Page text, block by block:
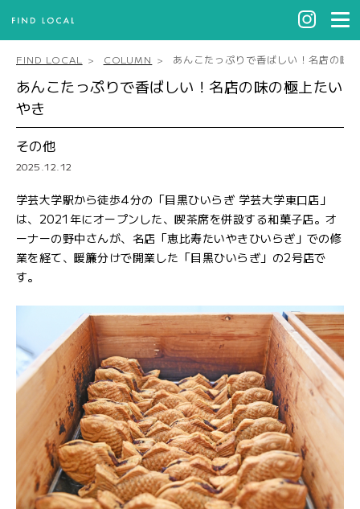
FIND LOCAL COLUMN あんこたっぷりで香ばしい！名店の味
あんこたっぷりで香ばしい！名店の味の極上たい
やき
その他
2025.12.12
学芸大学駅から徒歩4分の「目黒ひいらぎ 学芸大学東口店」
は、2021年にオープンした、喫茶席を併設する和菓子店。オ
ーナーの野中さんが、名店「恵比寿たいやきひいらぎ」での修
業を経て、暖簾分けで開業した「目黒ひいらぎ」の2号店で
す。